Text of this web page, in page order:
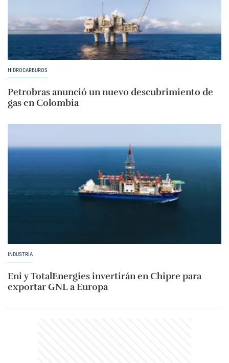
HIDROCARBUROS
Petrobras anunció un nuevo descubrimiento de
gas en Colombia
INDUSTRIA
Eni y TotalEnergies invertirán en Chipre para
exportar GNL a Europa